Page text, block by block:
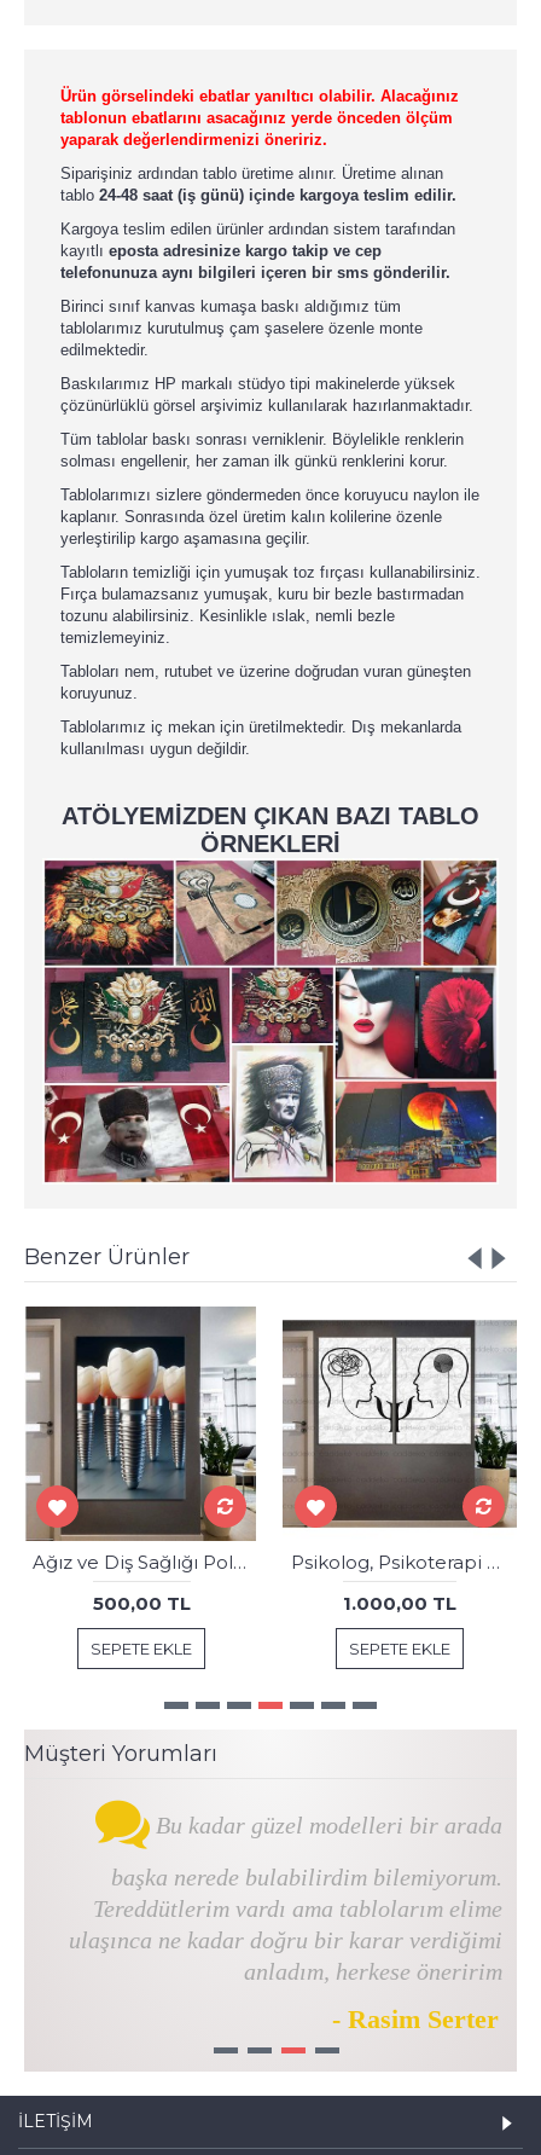
Ürün görselindeki ebatlar yanıltıcı olabilir. Alacağınız
tablonun ebatlarını asacağınız yerde önceden ölçüm
yaparak değerlendirmenizi öneririz.
Siparişiniz ardından tablo üretime alınır. Üretime alınan
tablo 24-48 saat (iş günü) içinde kargoya teslim edilir.
Kargoya teslim edilen ürünler ardından sistem tarafından
kayıtlı eposta adresinize kargo takip ve cep
telefonunuza aynı bilgileri içeren bir sms gönderilir.
Birinci sınıf kanvas kumaşa baskı aldığımız tüm
tablolarımız kurutulmuş çam şaselere özenle monte
edilmektedir.
Baskılarımız HP markalı stüdyo tipi makinelerde yüksek
çözünürlüklü görsel arşivimiz kullanılarak hazırlanmaktadır.
Tüm tablolar baskı sonrası verniklenir. Böylelikle renklerin
solması engellenir, her zaman ilk günkü renklerini korur.
Tablolarımızı sizlere göndermeden önce koruyucu naylon ile
kaplanır. Sonrasında özel üretim kalın kolilerine özenle
yerleştirilip kargo aşamasına geçilir.
Tabloların temizliği için yumuşak toz fırçası kullanabilirsiniz.
Fırça bulamazsanız yumuşak, kuru bir bezle bastırmadan
tozunu alabilirsiniz. Kesinlikle ıslak, nemli bezle
temizlemeyiniz.
Tabloları nem, rutubet ve üzerine doğrudan vuran güneşten
koruyunuz.
Tablolarımız iç mekan için üretilmektedir. Dış mekanlarda
kullanılması uygun değildir.
ATÖLYEMİZDEN ÇIKAN BAZI TABLO
ÖRNEKLERİ
Benzer Ürünler
Ağız ve Diş Sağlığı Polikliniği Tabloları Dekoratif Diş, Dekoratif Dişçi, Dişçi Dekorasyonu dsc556
500,00 TL
SEPETE EKLE
Psikolog, Psikoterapi ve Psikiyatri Merkezi, Terapi Odası Tabloları dkm-psk-k1-2-3
1.000,00 TL
SEPETE EKLE
Müşteri Yorumları
Bu kadar güzel modelleri bir arada
başka nerede bulabilirdim bilemiyorum.
Tereddütlerim vardı ama tablolarım elime
ulaşınca ne kadar doğru bir karar verdiğimi
anladım, herkese öneririm
- Rasim Serter
1 2 3 4
İLETIŞIM